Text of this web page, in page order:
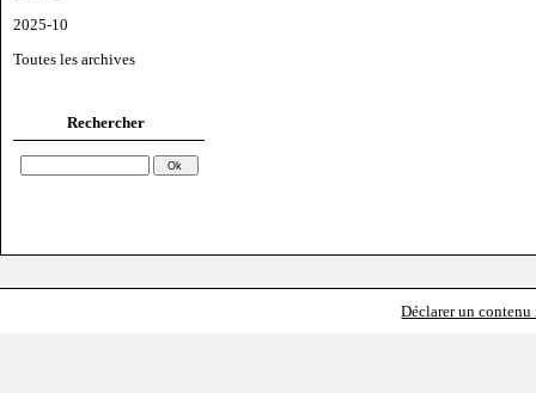
2025-10
Toutes les archives
Rechercher
Déclarer un